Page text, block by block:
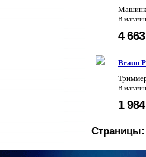
В
4
Braun
В
1
Страницы: